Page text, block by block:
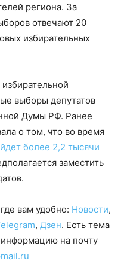
региона. За
отвечают 20
избирательных
выборы депутатов
Думы РФ. Ранее
о том, что во время
более 2,2 тысячи
заместить
вам удобно: Новости,
, Дзен. Есть тема
на почту